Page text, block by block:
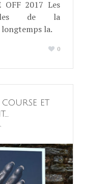
OFF 2017 Les
de la
la.
0
ET